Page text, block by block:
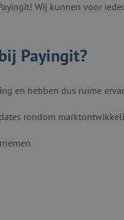
Wij kunnen voor
Payingit?
en hebben dus ruime
rondom